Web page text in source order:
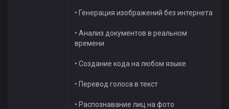
• Генерация изображений без интернета
• Анализ документов в реальном
времени
• Создание кода на любом языке
• Перевод голоса в текст
• Распознавание лиц на фото